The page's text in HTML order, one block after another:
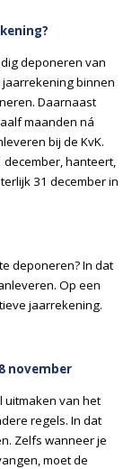
deponeren van
binnen
Daarnaast
maanden ná
bij de KvK.
december, hanteert,
31 december in
deponeren? In dat
Op een
jaarrekening.
november
uitmaken van het
regels. In dat
Zelfs wanneer je
moet de